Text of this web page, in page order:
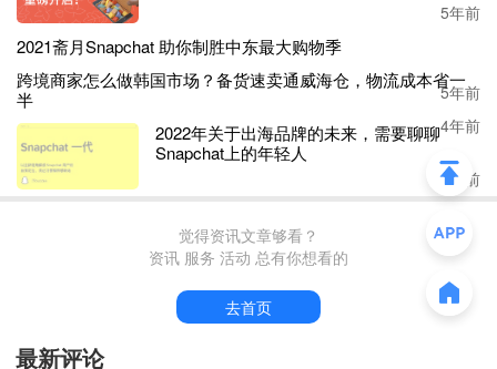
其中高端产品收入占该品牌总收入91.0%，同比增加10.3个
百分点。零售价在3500-6000元的产品销售额占比更是显著
提升，从2020 年的5.11%上升至2021年的41.33%。
从科沃斯品牌所在的家用服务机器人行业发展状况来看， 20
21年，全球扫地机器人市场规模达53亿美金，同比增长1
8%。中怡康中国零售数据监测显示，2021 年，我国扫地机
为全球最大市场，零售额占全球市场 32%，同比增长3 个百
2021年国内5000元+市场基本由科沃斯驱
5年前
2021斋月Snapchat 助你制胜中东最大购物季
5年前
跨境商家怎么做韩国市场？备货速卖通威海
4年前
2022年关于出海品牌的未来，需要聊聊
4年前
觉得资讯文章够看？